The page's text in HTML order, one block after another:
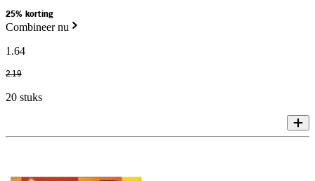
25% korting
Combineer nu
1.64
2.19
20 stuks